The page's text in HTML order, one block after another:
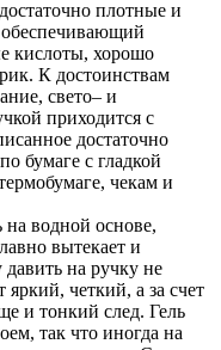
плотные и
обеспечивающий
кислоты, хорошо
К достоинствам
свето– и
приходится с
достаточно
бумаге с гладкой
чекам и
водной основе,
вытекает и
на ручку не
четкий, а за счет
и тонкий след. Гель
так что иногда на